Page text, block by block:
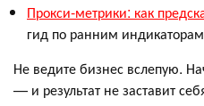
Прокси-метрики: как
гид по ранним индикаторам
Не ведите бизнес вслепую.
— и результат не заставит